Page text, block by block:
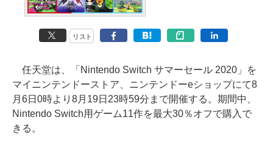
リスト
任天堂は、「Nintendo Switch サマーセール 2020」を
マイニンテンドーストア、ニンテンドーeショップにて8
月6日0時より8月19日23時59分まで開催する。期間中、
Nintendo Switch用ゲーム11作を最大30％オフで購入で
きる。